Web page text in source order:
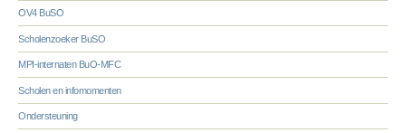
OV4 BuSO
Scholenzoeker BuSO
MPI-internaten BuO-MFC
Scholen en infomomenten
Ondersteuning